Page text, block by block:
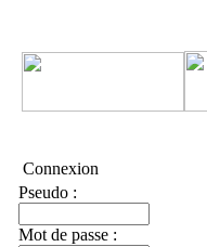
Connexion
Pseudo :
Mot de passe :